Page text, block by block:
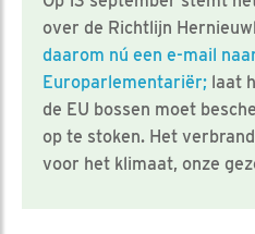
over de Richtlijn
daarom nú een e-mail
Europarlementariër; laat
de EU bossen moet
op te stoken. Het
voor het klimaat, onze